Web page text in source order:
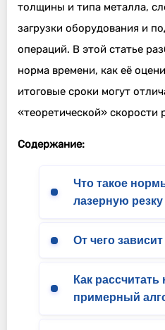
толщины и типа металла,
загрузки оборудования и
операций. В этой статье
норма времени, как её
итоговые сроки могут
«теоретической» скорости
Содержание:
Что такое
лазерную резку
От чего
Как
примерный